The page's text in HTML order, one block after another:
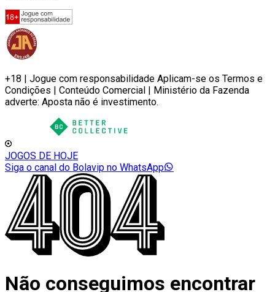
+18 | Jogue com responsabilidade Aplicam-se os Termos e
Condições | Conteúdo Comercial | Ministério da Fazenda
adverte: Aposta não é investimento.
JOGOS DE HOJE
Siga o canal do Bolavip no WhatsApp
Não conseguimos encontrar